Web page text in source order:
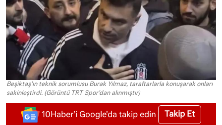
Beşiktaş'ın teknik sorumlusu Burak Yılmaz, taraftarlarla konuşarak onları
sakinleştirdi. (Görüntü TRT Spor'dan alınmıştır)
10Haber'i Google'da takip edin Takip Et